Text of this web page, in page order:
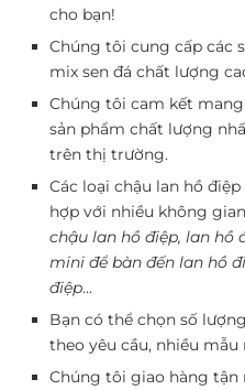
cho bạn!
Chúng tôi cung cấp các
mix sen đá chất lượng
Chúng tôi cam kết
sản phẩm chất lượng
trên thị trường.
Các loại chậu lan hồ
hợp với nhiều không
chậu lan hồ điệp, lan hồ
mini để bàn đến lan hồ
điệp…
Bạn có thể chọn số
theo yêu cầu, nhiều
Chúng tôi giao hàng tận